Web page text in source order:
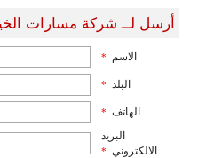
أرسل لــ شركة مسارات
الاسم *
البلد *
الهاتف *
البريد
الالكتروني *